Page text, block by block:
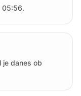
05:56.
je danes ob